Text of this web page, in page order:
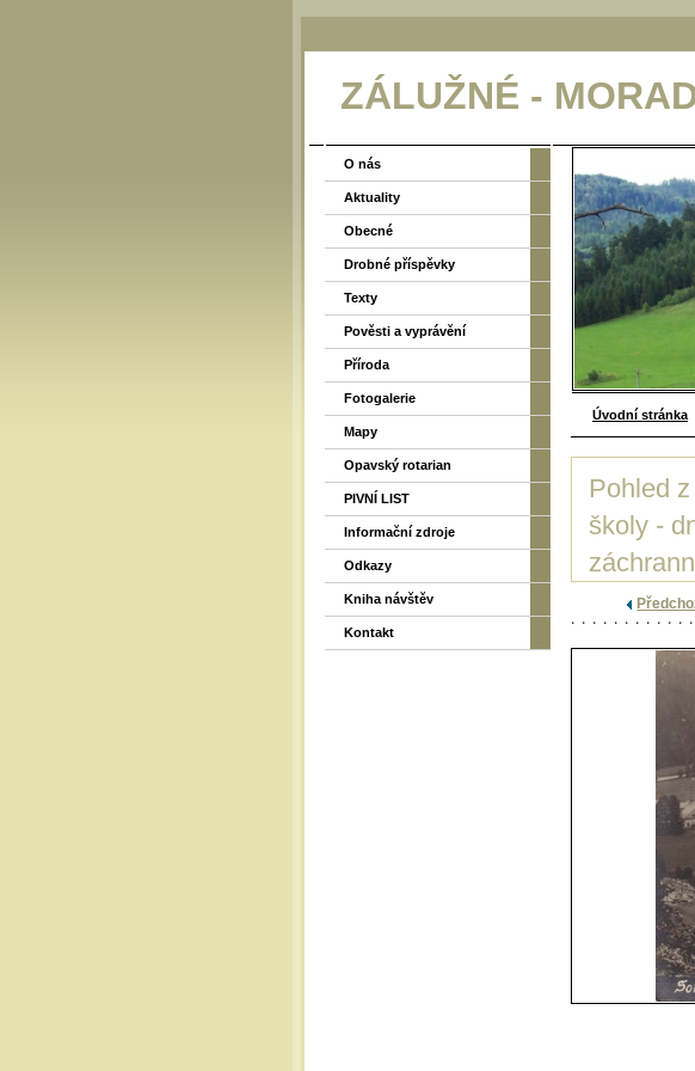
ZÁLUŽNÉ -
Úvodní stránka
Pohled
školy -
O nás
Aktuality
Obecné
Drobné příspěvky
Texty
Pověsti a vyprávění
Příroda
Fotogalerie
Mapy
Opavský rotarian
PIVNÍ LIST
Informační zdroje
Odkazy
Kniha návštěv
Kontakt